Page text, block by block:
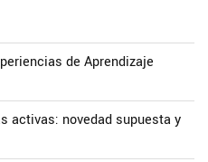
de Aprendizaje
activas: novedad supuesta y